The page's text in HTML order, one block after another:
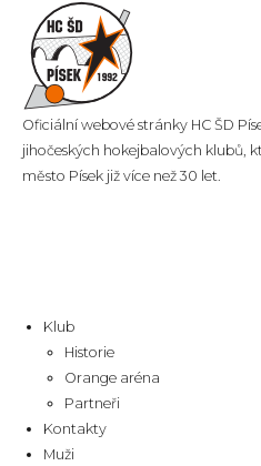
Oficiální webové stránky HC ŠD
jihočeských hokejbalových klubů,
město Písek již více než 30 let.
Klub
Historie
Orange aréna
Partneři
Kontakty
Muži